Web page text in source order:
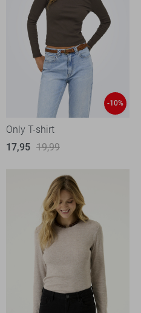
-10%
Only T-shirt
17,95 19,99